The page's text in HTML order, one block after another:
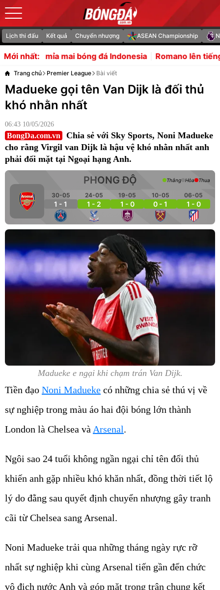
Lịch thi đấu Kết quả Chuyển nhượng ASEAN Championship
Mới nhất:
bóng đá Indonesia Romano lên tiếng về tin đồn
Trang chủ Premier League Bài viết
Madueke gọi tên Van Dijk là đối thủ
khó nhằn nhất
06:43 10/05/2026
BongDa.com.vn
Chia sẻ với Sky Sports, Noni Madueke
cho rằng Virgil van Dijk là hậu vệ khó nhằn nhất anh
phải đối mặt tại Ngoại hạng Anh.
PHONG ĐỘ
30-05
1 - 1
24-05
1 - 2
19-05
1 - 0
10-05
0 - 1
06-05
1 - 0
Thắng Hòa Thua
Madueke e ngại khi chạm trán Van Dijk.
Tiền đạo Noni Madueke có những chia sẻ thú vị về
sự nghiệp trong màu áo hai đội bóng lớn thành
London là Chelsea và Arsenal.
Ngôi sao 24 tuổi không ngần ngại chỉ tên đối thủ
khiến anh gặp nhiều khó khăn nhất, đồng thời tiết lộ
lý do đằng sau quyết định chuyển nhượng gây tranh
cãi từ Chelsea sang Arsenal.
Noni Madueke trải qua những tháng ngày rực rỡ
nhất sự nghiệp khi cùng Arsenal tiến gần đến chức
vô địch nước Anh và góp mặt trong trận chung kết